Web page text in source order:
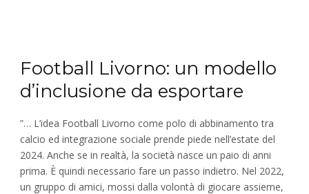
Football Livorno: un modello
d’inclusione da esportare
”… L’idea Football Livorno come polo di abbinamento tra
calcio ed integrazione sociale prende piede nell’estate del
2024. Anche se in realtà, la società nasce un paio di anni
prima. È quindi necessario fare un passo indietro. Nel 2022,
un gruppo di amici, mossi dalla volontà di giocare assieme,